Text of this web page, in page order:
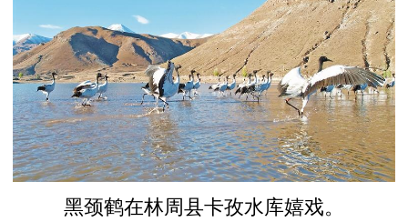
黑颈鹤在林周县卡孜水库嬉戏。